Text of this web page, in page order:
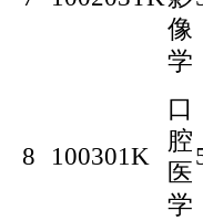
像
学
8 100301K
口
腔
医
学